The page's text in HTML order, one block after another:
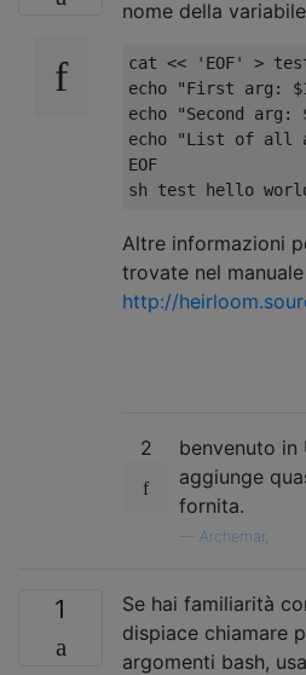
nome della
cat << 'EOF' >
echo
"First arg:
echo
"Second arg:
echo
"List of all
EOF
sh test hello
Altre informazioni
trovate nel
http://
2
benvenuto in
aggiunge
fornita.
Archemar,
1
Se hai familiarità
dispiace chiamare
argomenti bash,